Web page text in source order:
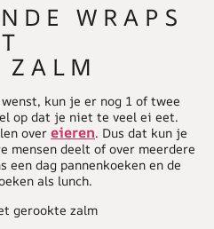
WRAPS
ZALM
kun je er nog 1 of twee
op dat je niet te veel ei eet.
over eieren. Dus dat kun je
mensen deelt of over meerdere
een dag pannenkoeken en de
als lunch.
gerookte zalm